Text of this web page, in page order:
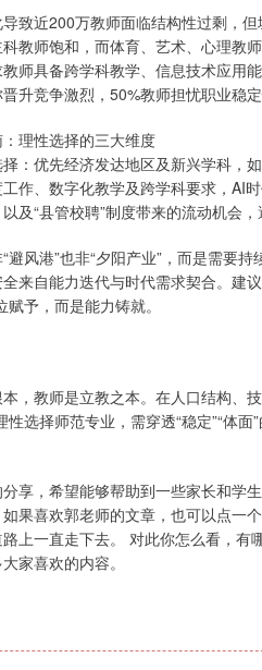
致近200万教师面临结构性过剩，
教师饱和，而体育、艺术、心理教
师具备跨学科教学、信息技术应用
升竞争激烈，50%教师担忧职业稳定
理性选择的三大维度
：优先经济发达地区及新兴学科，
作、数字化教学及跨学科要求，AI
及“县管校聘”制度带来的流动机会，
避风港”也非“夕阳产业”，而是需要
来自能力迭代与时代需求契合。建
赋予，而是能力铸就。
，教师是立教之本。在人口结构、
性选择师范专业，需穿透“稳定”“体
享，希望能够帮助到一些家长和学
果喜欢郭老师的文章，也可以点一
上一直走下去。 对此你怎么看，
家喜欢的内容。